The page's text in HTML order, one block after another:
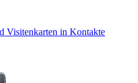
Visitenkarten in Kontakte